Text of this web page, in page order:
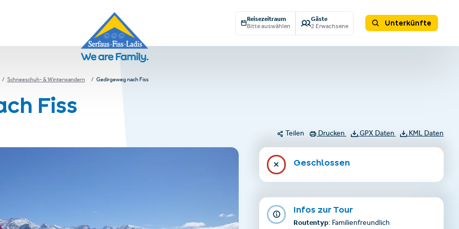
Reisezeitraum
Bitte auswählen
Gäste
2 Erwachsene
Unterkünfte
Schneeschuh- & Winterwandern Gedirgeweg nach Fiss
Fiss
Teilen Drucken GPX Daten KML Daten
Geschlossen
Infos zur Tour
Routentyp: Familienfreundlich